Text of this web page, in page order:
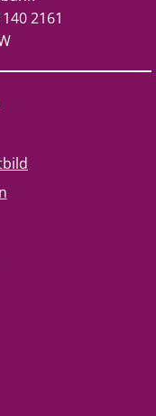
2161